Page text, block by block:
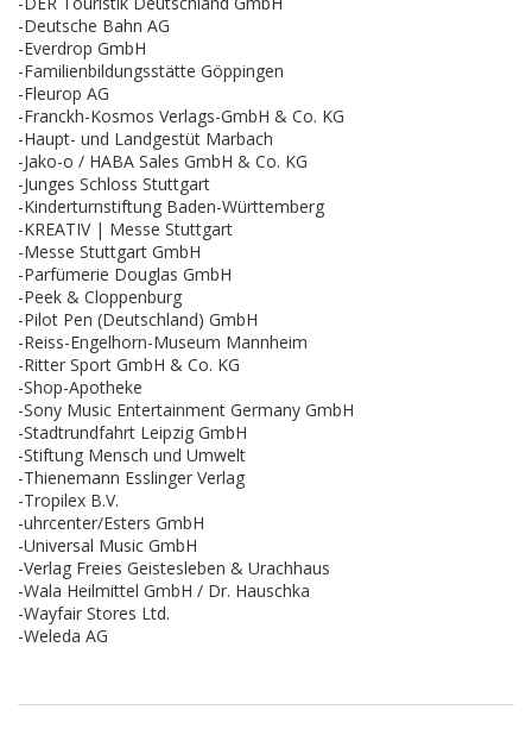
-Deutsche Bahn AG
-Everdrop GmbH
-Familienbildungsstätte Göppingen
-Fleurop AG
-Franckh-Kosmos Verlags-GmbH & Co. KG
-Haupt- und Landgestüt Marbach
-Jako-o / HABA Sales GmbH & Co. KG
-Junges Schloss Stuttgart
-Kinderturnstiftung Baden-Württemberg
-KREATIV | Messe Stuttgart
-Messe Stuttgart GmbH
-Parfümerie Douglas GmbH
-Peek & Cloppenburg
-Pilot Pen (Deutschland) GmbH
-Reiss-Engelhorn-Museum Mannheim
-Ritter Sport GmbH & Co. KG
-Shop-Apotheke
-Sony Music Entertainment Germany GmbH
-Stadtrundfahrt Leipzig GmbH
-Stiftung Mensch und Umwelt
-Thienemann Esslinger Verlag
-Tropilex B.V.
-uhrcenter/Esters GmbH
-Universal Music GmbH
-Verlag Freies Geistesleben & Urachhaus
-Wala Heilmittel GmbH / Dr. Hauschka
-Wayfair Stores Ltd.
-Weleda AG